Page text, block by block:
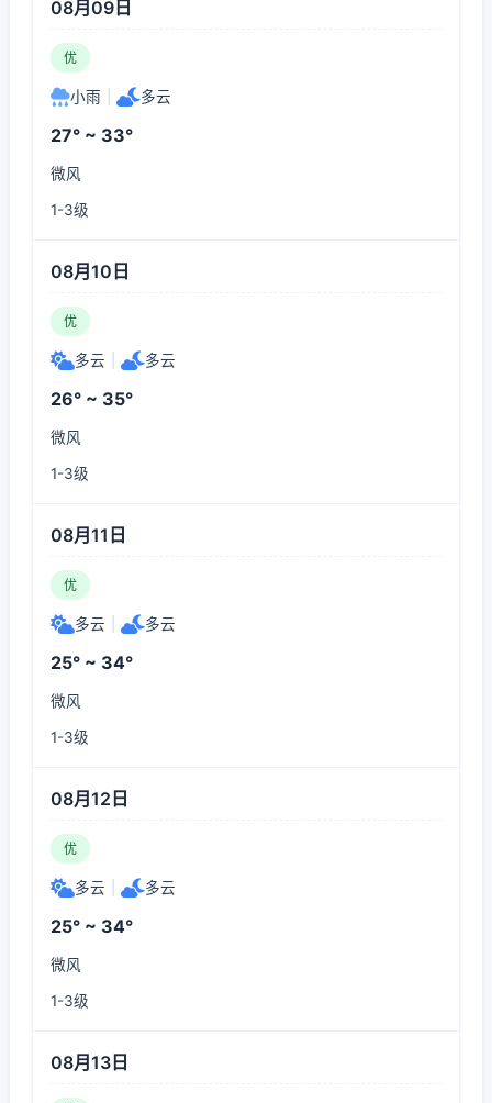
08月09日
优
小雨 多云
27° ~ 33°
微风
1-3级
08月10日
优
多云 多云
26° ~ 35°
微风
1-3级
08月11日
优
多云 多云
25° ~ 34°
微风
1-3级
08月12日
优
多云 多云
25° ~ 34°
微风
1-3级
08月13日